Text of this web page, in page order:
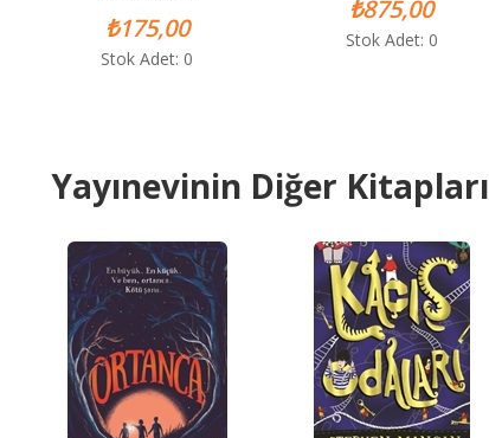
Stok Adet: 0
Stok Adet: 0
Yayınevinin Diğer Kitapları